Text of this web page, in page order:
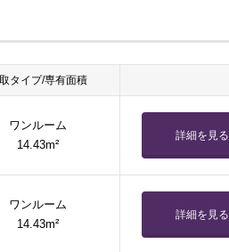
タイプ/専有面積
ワンルーム
14.43m²
詳細を見る
ワンルーム
14.43m²
詳細を見る